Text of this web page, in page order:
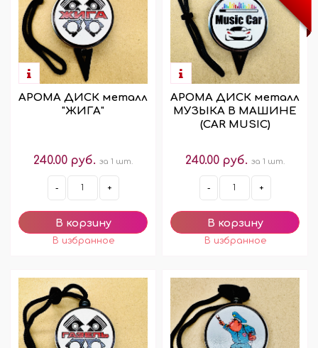
АРОМА ДИСК металл
"ЖИГА"
240.00 руб. за 1 шт.
- +
АРОМА ДИСК металл
МУЗЫКА В МАШИНЕ
(CAR MUSIC)
240.00 руб. за 1 шт.
- +